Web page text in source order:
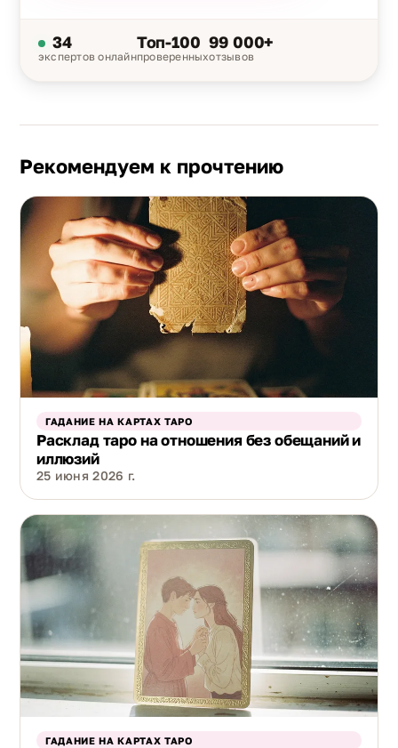
34
экспертов онлайн
Топ-100
проверенных
99 000+
отзывов
Рекомендуем к прочтению
ГАДАНИЕ НА КАРТАХ ТАРО
Расклад таро на отношения без обещаний и
иллюзий
25 июня 2026 г.
ГАДАНИЕ НА КАРТАХ ТАРО